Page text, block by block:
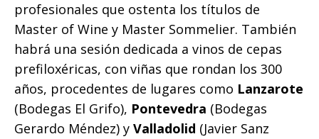
profesionales que ostenta los títulos de
Master of Wine y Master Sommelier. También
habrá una sesión dedicada a vinos de cepas
prefiloxéricas, con viñas que rondan los 300
años, procedentes de lugares como Lanzarote
(Bodegas El Grifo), Pontevedra (Bodegas
Gerardo Méndez) y Valladolid (Javier Sanz